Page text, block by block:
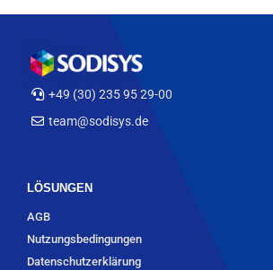
+49 (30) 235 95 29-00
team@sodisys.de
LÖSUNGEN
AGB
Nutzungsbedingungen
Datenschutzerklärung